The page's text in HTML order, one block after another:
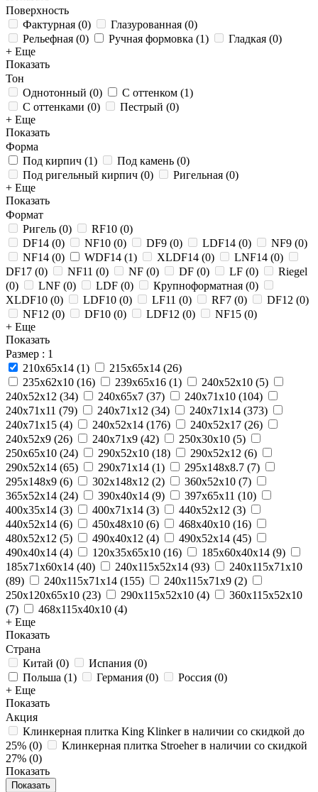
Поверхность
Фактурная (0) Глазурованная (0)
Рельефная (0) Ручная формовка (1) Гладкая (0)
+ Еще
Показать
Тон
Однотонный (0) С оттенком (1)
С оттенками (0) Пестрый (0)
+ Еще
Показать
Форма
Под кирпич (1) Под камень (0)
Под ригельный кирпич (0) Ригельная (0)
+ Еще
Показать
Формат
Ригель (0) RF10 (0)
DF14 (0) NF10 (0) DF9 (0) LDF14 (0) NF9 (0)
NF14 (0) WDF14 (1) XLDF14 (0) LNF14 (0)
DF17 (0) NF11 (0) NF (0) DF (0) LF (0)
Riegel
(0) LNF (0) LDF (0) Крупноформатная (0)
XLDF10 (0) LDF10 (0) LF11 (0) RF7 (0) DF12 (0)
NF12 (0) DF10 (0) LDF12 (0) NF15 (0)
+ Еще
Показать
Размер : 1
210x65x14 (1) 215х65х14 (26)
235x62x10 (16) 239х65х16 (1) 240x52x10 (5)
240x52x12 (34) 240x65x7 (37) 240x71x10 (104)
240x71x11 (79) 240x71x12 (34) 240x71x14 (373)
240x71x15 (4) 240х52х14 (176) 240х52х17 (26)
240х52х9 (26) 240х71х9 (42) 250x30x10 (5)
250x65x10 (24) 290x52x10 (18) 290x52x12 (6)
290x52x14 (65) 290x71x14 (1) 295х148х8.7 (7)
295х148х9 (6) 302х148х12 (2) 360х52х10 (7)
365x52x14 (24) 390x40x14 (9) 397x65x11 (10)
400х35х14 (3) 400х71х14 (3) 440x52x12 (3)
440х52х14 (6) 450x48x10 (6) 468x40x10 (16)
480х52х12 (5) 490x40x12 (4) 490x52x14 (45)
490х40х14 (4) 120x35x65x10 (16) 185x60x40x14 (9)
185х71х60х14 (40) 240x115x52x14 (93)
240x115x71x10
(89) 240x115x71x14 (155) 240x115x71x9 (2)
250x120x65x10 (23) 290x115x52x10 (4)
360x115x52x10
(7) 468x115x40x10 (4)
+ Еще
Показать
Страна
Китай (0) Испания (0)
Польша (1) Германия (0) Россия (0)
+ Еще
Показать
Акция
Клинкерная плитка King Klinker в наличии со скидкой до
25% (0)
Клинкерная плитка Stroeher в наличии со скидкой
27% (0)
Показать
Показать